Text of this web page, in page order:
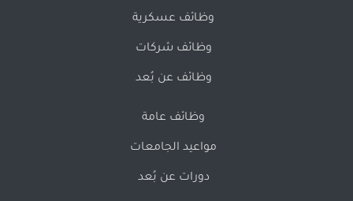
وظائف عسكرية
وظائف شركات
وظائف عن بُعد
وظائف عامة
مواعيد الجامعات
دورات عن بُعد